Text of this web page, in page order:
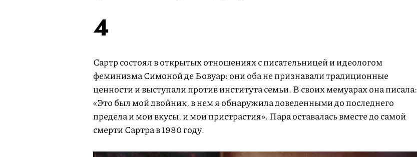
4
Сартр состоял в открытых отношениях с писательницей и идеологом
феминизма Симоной де Бовуар: они оба не признавали традиционные
ценности и выступали против института семьи. В своих мемуарах она писала:
«Это был мой двойник, в нем я обнаружила доведенными до последнего
предела и мои вкусы, и мои пристрастия». Пара оставалась вместе до самой
смерти Сартра в 1980 году.